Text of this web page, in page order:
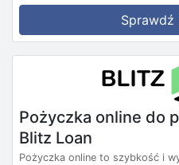
Sprawdź
Pożyczka online do
Blitz Loan
Pożyczka online to szybkość i